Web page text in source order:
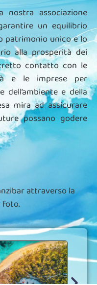
associazione
un equilibrio
patrimonio unico e lo
alla prosperità dei
contatto con le
e le imprese per
e della
mira ad assicurare
possano godere
attraverso la
foto.